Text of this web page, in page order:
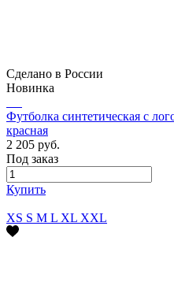
Сделано в России
Новинка
Футболка синтетическая с
красная
2 205 руб.
Под заказ
Купить
XS S M L XL XXL